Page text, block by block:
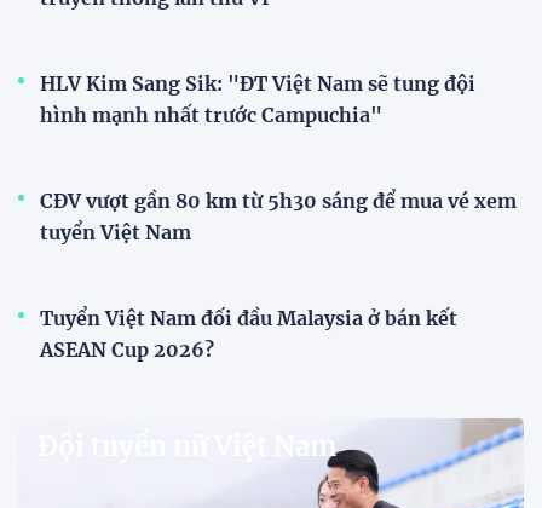
V-League
VPF chính thức ra mắt bộ nhận diện thương hiệu và
slogan mới cho hệ thống các giải bóng đá chuyên